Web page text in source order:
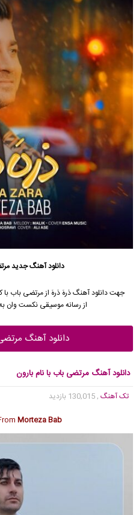
دانلود آهنگ جدید
جهت دانلود آهنگ ذرهَ ذرهَ ازمرتضی باب
از رسانه موسیقی نکست وان
دانلود آهنگ
دانلود آهنگ مرتضی باب با نام بارون
تک آهنگ , 130,015 بازدید
Morteza Bab